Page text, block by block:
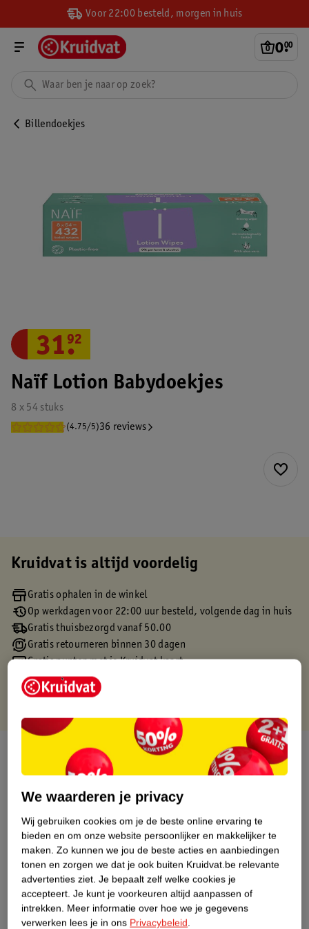
Voor 22:00 besteld, morgen in huis
0.
00
Billendoekjes
Naïf Lotion Babydoekjes
8 x 54 stuks
(4.75/5)36 reviews
31.
92
Kruidvat is altijd voordelig
Gratis ophalen in de winkel
Op werkdagen voor 22:00 uur besteld, volgende dag in huis
Gratis thuisbezorgd vanaf 50.00
Gratis retourneren binnen 30 dagen
Gratis punten met je Kruidvat kaart
Over dit product
Etiketinformatie
Nature Impact Score
Dit product heeft (nog) geen Nature
We waarderen je privacy
Wij gebruiken cookies om je de beste online ervaring te
bieden en om onze website persoonlijker en makkelijker te
maken. Zo kunnen we jou de beste acties en aanbiedingen
tonen en zorgen we dat je ook buiten Kruidvat.be relevante
advertenties ziet. Je bepaalt zelf welke cookies je
accepteert. Je kunt je voorkeuren altijd aanpassen of
intrekken. Meer informatie over hoe we je gegevens
verwerken lees je in ons Privacybeleid.